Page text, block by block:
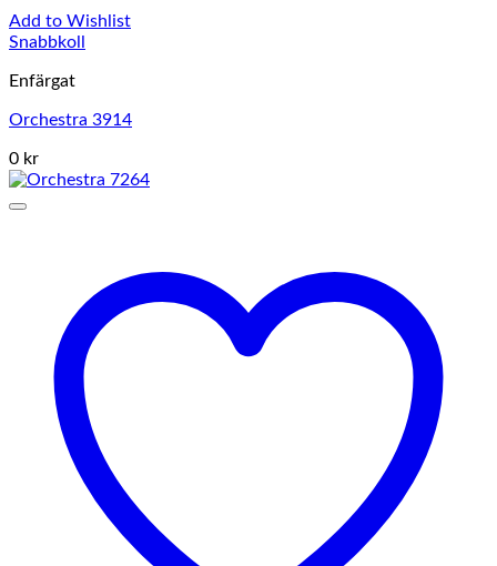
Add to Wishlist
Snabbkoll
Enfärgat
Orchestra 3914
0 kr